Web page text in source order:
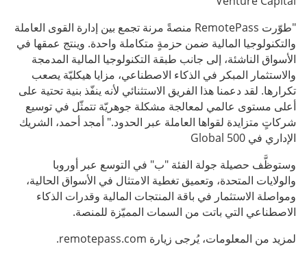
"طوّرت RemotePass منصةً مرنة تجمع بين إدارة القوى العاملة
والتكنولوجيا المالية ضمن حزمةٍ متكاملة واحدة. وينتج عمقها في
الأسواق الناشئة، إلى جانب طبقة التكنولوجيا المالية المدمجة
والاستثمار المبكر في الذكاء الاصطناعي، مزايا هيكليّة يصعب
تكرارها. لقد دعمنا هذا الفريق الاستثنائي لأنه ينفّذ بنية تحتية على
أعلى مستوى عالمي لمعالجة مشكلة جوهريّة تتمثّل في توسيع
شركاتٍ متزايدة لقواها العاملة عبر الحدود." أمجد أحمد، الشريك
الإداري في 500 Global
وستوظَّف حصيلة جولة الفئة "ب" في التوسع عبر أوروبا
والولايات المتحدة، وتعميق تغطية الامتثال في الأسواق الحالية،
ومواصلة الاستثمار في باقة المنتجات المالية وقدرات الذكاء
الاصطناعي التي باتت من السمات المميّزة للمنصة.
لمزيد من المعلومات، يُرجى زيارة remotepass.com.